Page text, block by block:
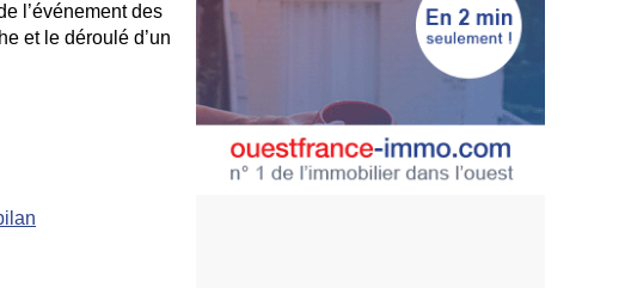
l’événement des
et le déroulé d’un